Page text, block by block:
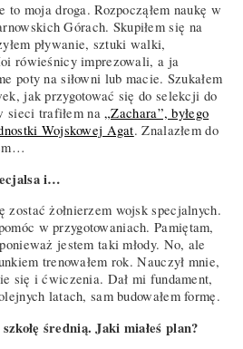
to moja droga. Rozpocząłem naukę w
Górach. Skupiłem się na
pływanie, sztuki walki,
rówieśnicy imprezowali, a ja
poty na siłowni lub macie. Szukałem
jak przygotować się do selekcji do
sieci trafiłem na„Zachara”, byłego
Wojskowej Agat. Znalazłem do
i…
zostać żołnierzem wojsk specjalnych.
w przygotowaniach. Pamiętam,
jestem taki młody. No, ale
trenowałem rok. Nauczył mnie,
się i ćwiczenia. Dał mi fundament,
latach, sam budowałem formę.
średnią. Jaki miałeś plan?